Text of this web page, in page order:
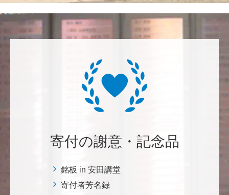
上に貢献することこそ東大経済の社会的責務だと感
じ、その一助となりたく寄付を決意いたしました。 <
経済学研究科・経済学部支援基金>
図書館の益々の充実とご発展を陰ながら応援しており
ます。 <東京大学附属図書館支援プロジェクト>
植物は、実は植物同士全世界の植物で繋がっている。
浄化作用を行っていて、綺麗クリーンにしてくれてい
にも、植物の素晴らしさ、凄さを伝えていってほし
寄付の謝意・記念品
銘板 in 安田講堂
寄付者芳名録